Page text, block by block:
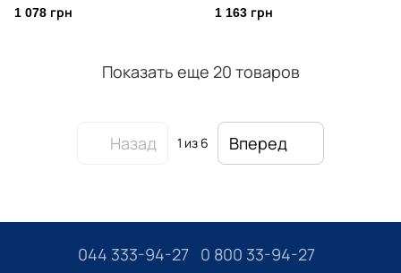
1 078 грн 1 163 грн
Показать еще 20 товаров
Назад 1 из 6 Вперед
044 333-94-27 0 800 33-94-27